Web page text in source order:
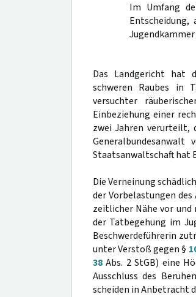
Im Umfang
Das Landgericht hat
schweren Raubes in
versuchter
Einbeziehung einer
zwei Jahren verurteilt,
Staatsanwaltschaft hat
Die Verneinung
der Vorbelastungen
zeitlicher Nähe vor
der Tatbegehung im
Beschwerdeführerin
unter Verstoß gegen §
38Abs. 2 StGB) eine
Ausschluss des
scheiden in Anbetracht